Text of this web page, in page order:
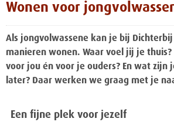
Wonen voor
Als jongvolwassene kan je bij
manieren wonen. Waar voel jij je thuis?
voor jou én voor je ouders? En wat zijn
later? Daar werken we graag met je
Een fijne plek voor jezelf